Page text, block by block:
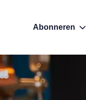
Abonneren